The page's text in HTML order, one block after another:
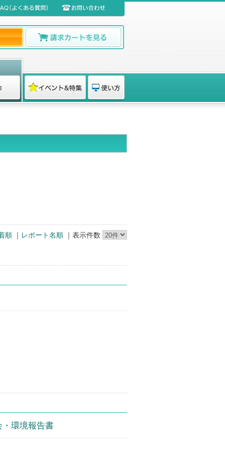
順 レポート名順 ｜表示件数
環境報告書